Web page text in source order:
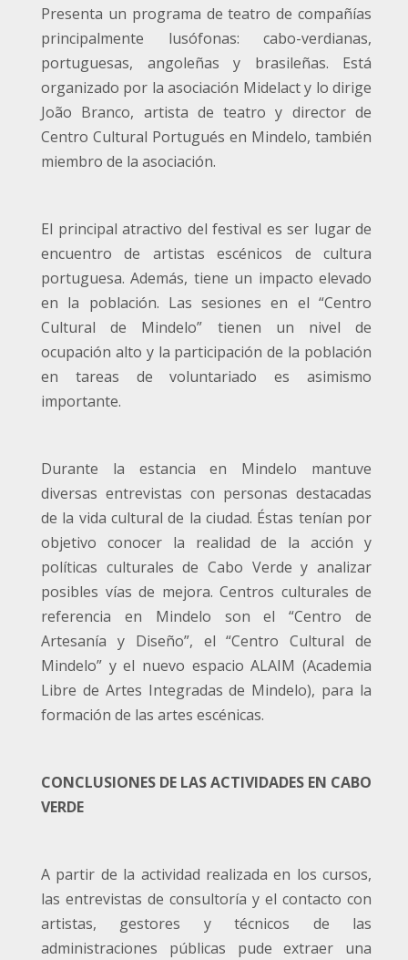
Presenta un programa de teatro de compañías
principalmente lusófonas: cabo-verdianas,
portuguesas, angoleñas y brasileñas. Está
organizado por la asociación Midelact y lo dirige
João Branco, artista de teatro y director de
Centro Cultural Portugués en Mindelo, también
miembro de la asociación.
El principal atractivo del festival es ser lugar de
encuentro de artistas escénicos de cultura
portuguesa. Además, tiene un impacto elevado
en la población. Las sesiones en el “Centro
Cultural de Mindelo” tienen un nivel de
ocupación alto y la participación de la población
en tareas de voluntariado es asimismo
importante.
Durante la estancia en Mindelo mantuve
diversas entrevistas con personas destacadas
de la vida cultural de la ciudad. Éstas tenían por
objetivo conocer la realidad de la acción y
políticas culturales de Cabo Verde y analizar
posibles vías de mejora. Centros culturales de
referencia en Mindelo son el “Centro de
Artesanía y Diseño”, el “Centro Cultural de
Mindelo” y el nuevo espacio ALAIM (Academia
Libre de Artes Integradas de Mindelo), para la
formación de las artes escénicas.
CONCLUSIONES DE LAS ACTIVIDADES EN CABO
VERDE
A partir de la actividad realizada en los cursos,
las entrevistas de consultoría y el contacto con
artistas, gestores y técnicos de las
administraciones públicas pude extraer una